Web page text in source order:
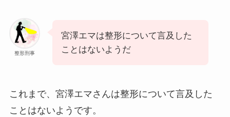
整形刑事
宮澤エマは整形について言及した
ことはないようだ
これまで、宮澤エマさんは整形について言及した
ことはないようです。